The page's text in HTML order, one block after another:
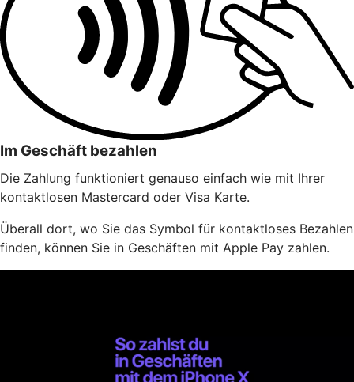
Im Geschäft bezahlen
Die Zahlung funktioniert genauso einfach wie mit Ihrer
kontaktlosen Mastercard oder Visa Karte.
Überall dort, wo Sie das Symbol für kontaktloses Bezahlen
finden, können Sie in Geschäften mit Apple Pay zahlen.